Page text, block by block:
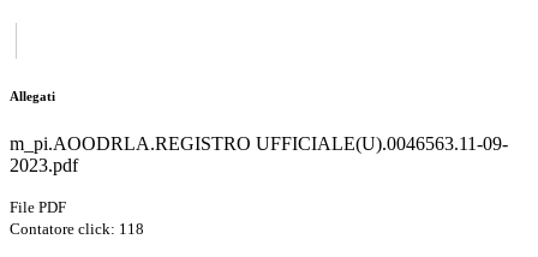
Allegati
m_pi.AOODRLA.REGISTRO UFFICIALE(U).0046563.11-09-
2023.pdf
File PDF
Contatore click: 118